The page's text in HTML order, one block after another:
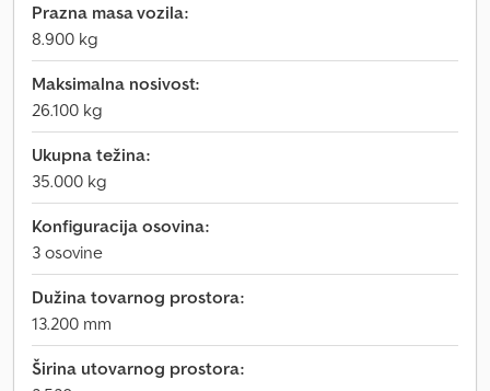
Prazna masa vozila:
8.900 kg
Maksimalna nosivost:
26.100 kg
Ukupna težina:
35.000 kg
Konfiguracija osovina:
3 osovine
Dužina tovarnog prostora:
13.200 mm
Širina utovarnog prostora: